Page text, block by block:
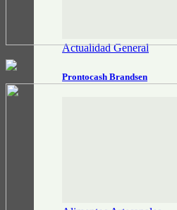
Actualidad General
Prontocash Brandsen